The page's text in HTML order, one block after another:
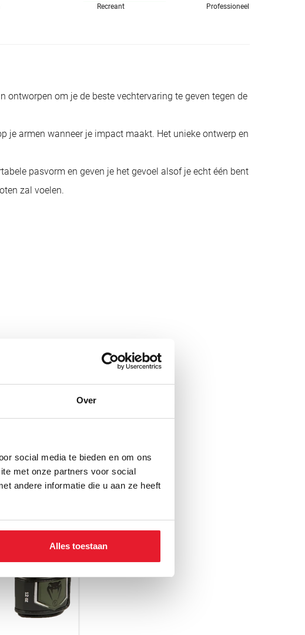
Over
social media te bieden en om ons
met onze partners voor social
andere informatie die u aan ze heeft
Alles toestaan
Recreant Professioneel
om je de beste vechtervaring te geven tegen de
je armen wanneer je impact maakt. Het unieke ontwerp en
pasvorm en geven je het gevoel alsof je echt één bent
zal voelen.